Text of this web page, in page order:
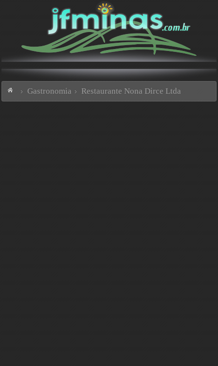
Gastronomia Restaurante Nona Dirce Ltda